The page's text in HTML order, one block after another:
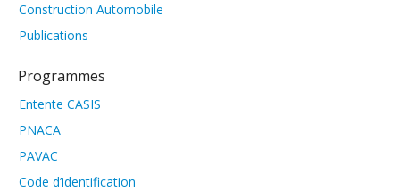
Construction Automobile
Publications
Programmes
Entente CASIS
PNACA
PAVAC
Code d’identification